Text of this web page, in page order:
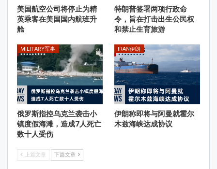
美国航空公司将停止为精
英乘客在美国国内航班升
舱
特朗普签署两项行政命
令，旨在打击出生公民权
和禁止生育旅游
MILITARY军事
俄罗斯指控乌克兰袭击小
镇度假海滩，造成7人死亡
数十人受伤
IRAN伊朗
伊朗称即将与阿曼就霍尔
木兹海峡达成协议
上篇文章 下篇文章